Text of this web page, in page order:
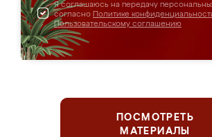
Я соглашаюсь на передачу
согласно Политике
Пользовательскому соглашению
ПОСМОТРЕТЬ
МАТЕРИАЛЫ